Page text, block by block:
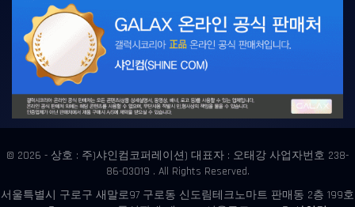
© 2026 - 상호 : 주)샤인컴코퍼레이션) 대표자 : 오태강 사업자번호 238-
86-03019 . All Rights Reserved.
서울특별시 구로구 새말로97 구로동 신도림테크노마트 판매동 2층 199호